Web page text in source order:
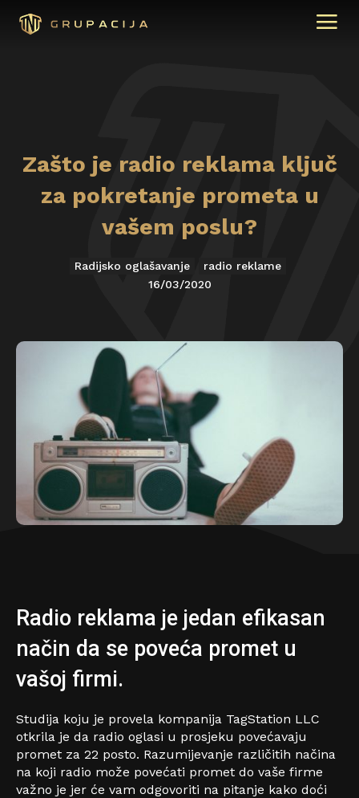
Zašto je radio reklama ključ
za pokretanje prometa u
vašem poslu?
Radijsko oglašavanje
radio reklame
16/03/2020
Radio reklama je jedan efikasan
način da se poveća promet u
vašoj firmi.
Studija koju je provela kompanija TagStation LLC
otkrila je da radio oglasi u prosjeku povećavaju
promet za 22 posto. Razumijevanje različitih načina
na koji radio može povećati promet do vaše firme
važno je jer će vam odgovoriti na pitanje kako doći